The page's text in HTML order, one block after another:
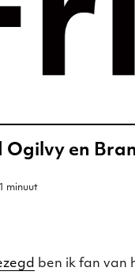
Ogilvy en
minuut
ben ik fan van